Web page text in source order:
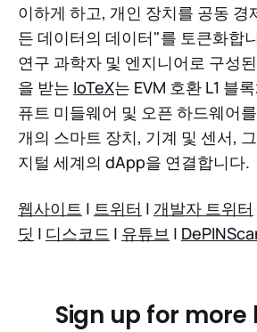
이하게 하고, 개인 장치를 공동 경
든 데이터의 데이터"를 토큰화합
연구 과학자 및 엔지니어로 구성
을 받는 IoTeX는 EVM 호환 L1 블
퓨트 미들웨어 및 오픈 하드웨어
개의 스마트 장치, 기계 및 센서,
지털 세계의 dApp을 연결합니다.
웹사이트 | 트위터 | 개발자 트위터
딧 | 디스코드 | 유튜브 |
Sign up for more